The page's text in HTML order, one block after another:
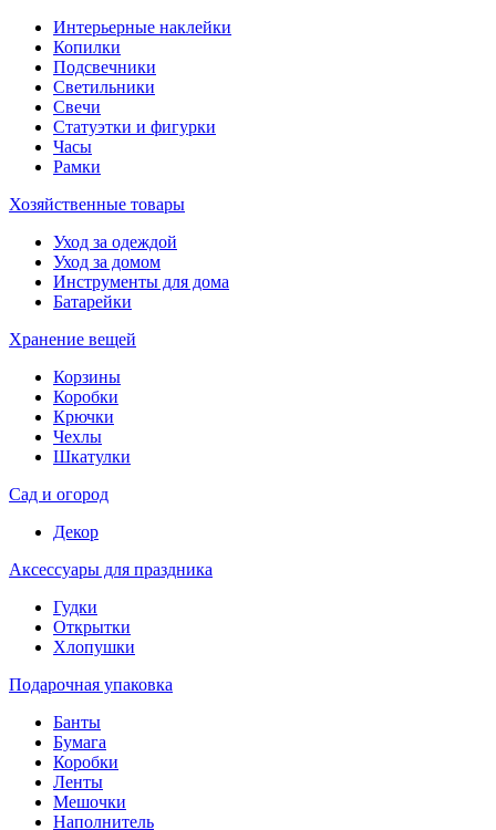
Интерьерные наклейки
Копилки
Подсвечники
Светильники
Свечи
Статуэтки и фигурки
Часы
Рамки
Хозяйственные товары
Уход за одеждой
Уход за домом
Инструменты для дома
Батарейки
Хранение вещей
Корзины
Коробки
Крючки
Чехлы
Шкатулки
Сад и огород
Декор
Аксессуары для праздника
Гудки
Открытки
Хлопушки
Подарочная упаковка
Банты
Бумага
Коробки
Ленты
Мешочки
Наполнитель